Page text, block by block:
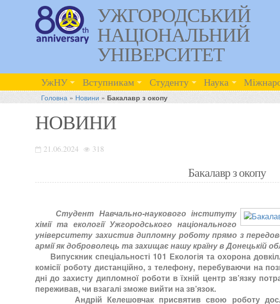
УЖГОРОДСЬКИЙ
НАЦІОНАЛЬНИЙ
УНІВЕРСИТЕТ
УжНУ Вступникам Студенту Наука
Головна » Новини » Бакалавр з окопу
НОВИНИ
21.06.2024 318
Бакалавр з окопу
Студент Навчально-наукового інституту
хімії та екології Ужгородського національного
університету захистив дипломну роботу прямо з
армії як доброволець та захищає нашу країну в Донецькій
Випускник спеціальності 101 Екологія та охорона
комісії роботу дистанційно, з телефону, перебуваючи на
дні до захисту дипломної роботи в їхній центр зв’язку
переживав, чи взагалі зможе вийти на зв’язок.
Андрій Келешовчак присвятив свою роботу